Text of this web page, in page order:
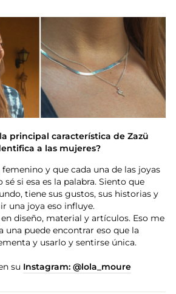
principal característica de Zazü
a las mujeres?
y que cada una de las joyas
sé si esa es la palabra. Siento que
tiene sus gustos, sus historias y
una joya eso influye.
diseño, material y artículos. Eso me
una puede encontrar eso que la
y usarlo y sentirse única.
su Instagram: @lola_moure